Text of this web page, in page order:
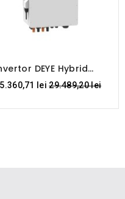
DEYE Hybrid
4xMPPT
lei Regular
29.489,20 lei